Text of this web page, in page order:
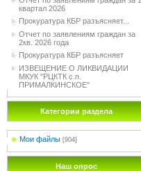
квартал 2026
Прокуратура КБР разъясняет...
Отчет по заявлениям граждан за
2кв. 2026 года
Прокуратура КБР разъясняет
ИЗВЕЩЕНИЕ О ЛИКВИДАЦИИ
МКУК "РЦКТК с.п.
ПРИМАЛКИНСКОЕ"
Категории раздела
Мои файлы [904]
Наш опрос